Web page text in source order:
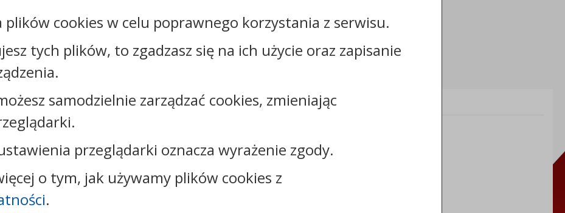
Kontakt:
tel.:+48544144000
faks: +48544144444
e-mail:poczta@um.wloclawek.pl
skrytka ePUAP: /umwloclawek/SkrytkaESP lub
/umwloclawek/skrytka
strona www:
Informacje dodatkowe:
REGON: 910866910
TERYT: 0464011
plików cookies w celu poprawnego korzystania z serwisu.
tych plików, to zgadzasz się na ich użycie oraz zapisanie
samodzielnie zarządzać cookies, zmieniając
przeglądarki oznacza wyrażenie zgody.
o tym, jak używamy plików cookies z
.